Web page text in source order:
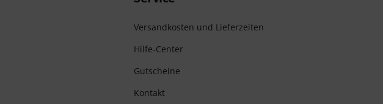
Versandkosten und Lieferzeiten
Hilfe-Center
Gutscheine
Kontakt